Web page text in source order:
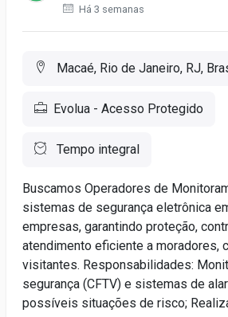
Há 3 semanas
Macaé, Rio de Janeiro, RJ,
Evolua - Acesso Protegido
Tempo integral
Buscamos Operadores de
sistemas de segurança eletrônica
empresas, garantindo proteção,
atendimento eficiente a moradores,
visitantes. Responsabilidades:
segurança (CFTV) e sistemas de
possíveis situações de risco;